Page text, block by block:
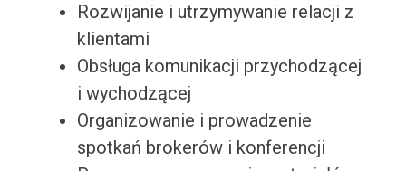
Rozwijanie i utrzymywanie relacji z
klientami
Obsługa komunikacji przychodzącej
i wychodzącej
Organizowanie i prowadzenie
spotkań brokerów i konferencji